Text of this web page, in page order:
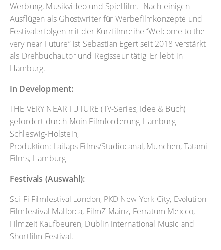
Werbung, Musikvideo und Spielfilm. Nach einigen
Ausflügen als Ghostwriter für Werbefilmkonzepte und
Festivalerfolgen mit der Kurzfilmreihe “Welcome to the
very near Future” ist Sebastian Egert seit 2018 verstärkt
als Drehbuchautor und Regisseur tätig. Er lebt in
Hamburg.
In Development:
THE VERY NEAR FUTURE (TV-Series, Idee & Buch)
gefördert durch Moin Filmförderung Hamburg
Schleswig-Holstein,
Produktion: Lailaps Films/Studiocanal, München, Tatami
Films, Hamburg
Festivals (Auswahl):
Sci-Fi Filmfestival London, PKD New York City, Evolution
Filmfestival Mallorca, FilmZ Mainz, Ferratum Mexico,
Filmzeit Kaufbeuren, Dublin International Music and
Shortfilm Festival.